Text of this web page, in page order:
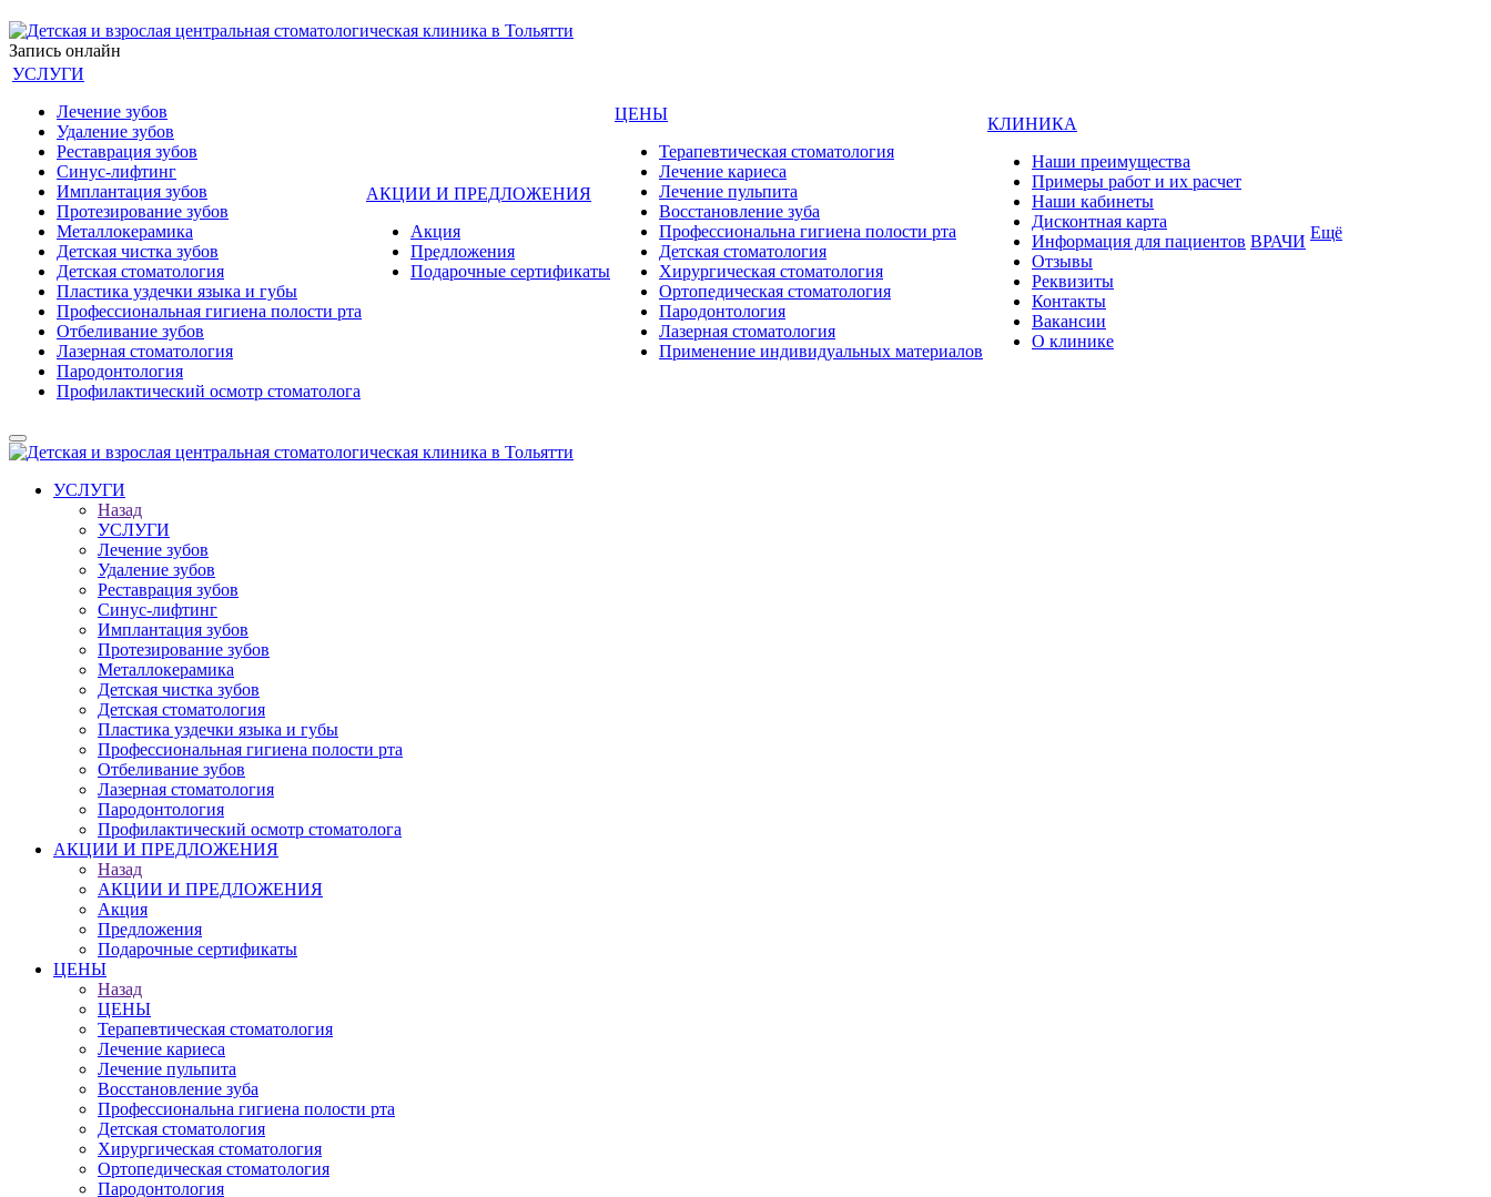
Запись онлайн
УСЛУГИ
Лечение зубов
Удаление зубов
Реставрация зубов
Синус-лифтинг
Имплантация зубов
Протезирование зубов
Металлокерамика
Детская чистка зубов
Детская стоматология
Пластика уздечки языка и губы
Профессиональная гигиена полости рта
Отбеливание зубов
Лазерная стоматология
Пародонтология
Профилактический осмотр стоматолога
АКЦИИ И ПРЕДЛОЖЕНИЯ
Акция
Предложения
Подарочные сертификаты
ЦЕНЫ
Терапевтическая стоматология
Лечение кариеса
Лечение пульпита
Восстановление зуба
Профессиональна гигиена полости рта
Детская стоматология
Хирургическая стоматология
Ортопедическая стоматология
Пародонтология
Лазерная стоматология
Применение индивидуальных материалов
КЛИНИКА
Наши преимущества
Примеры работ и их расчет
Наши кабинеты
Дисконтная карта
Информация для пациентов
Отзывы
Реквизиты
Контакты
Вакансии
О клинике
ВРАЧИ Ещё
УСЛУГИ
Назад
УСЛУГИ
Лечение зубов
Удаление зубов
Реставрация зубов
Синус-лифтинг
Имплантация зубов
Протезирование зубов
Металлокерамика
Детская чистка зубов
Детская стоматология
Пластика уздечки языка и губы
Профессиональная гигиена полости рта
Отбеливание зубов
Лазерная стоматология
Пародонтология
Профилактический осмотр стоматолога
АКЦИИ И ПРЕДЛОЖЕНИЯ
Назад
АКЦИИ И ПРЕДЛОЖЕНИЯ
Акция
Предложения
Подарочные сертификаты
ЦЕНЫ
Назад
ЦЕНЫ
Терапевтическая стоматология
Лечение кариеса
Лечение пульпита
Восстановление зуба
Профессиональна гигиена полости рта
Детская стоматология
Хирургическая стоматология
Ортопедическая стоматология
Пародонтология